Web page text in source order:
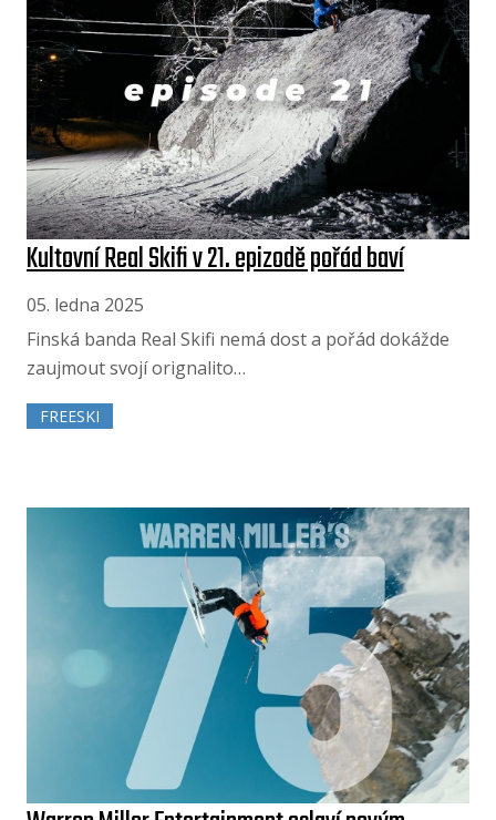
Kultovní Real Skifi v 21. epizodě pořád baví
05. ledna 2025
Finská banda Real Skifi nemá dost a pořád dokážde
zaujmout svojí orignalito…
FREESKI